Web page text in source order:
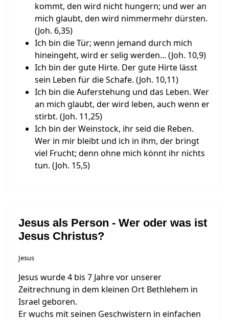
kommt, den wird nicht hungern; und wer an
mich glaubt, den wird nimmermehr dürsten.
(Joh. 6,35)
Ich bin die Tür; wenn jemand durch mich
hineingeht, wird er selig werden... (Joh. 10,9)
Ich bin der gute Hirte. Der gute Hirte lässt
sein Leben für die Schafe. (Joh. 10,11)
Ich bin die Auferstehung und das Leben. Wer
an mich glaubt, der wird leben, auch wenn er
stirbt. (Joh. 11,25)
Ich bin der Weinstock, ihr seid die Reben.
Wer in mir bleibt und ich in ihm, der bringt
viel Frucht; denn ohne mich könnt ihr nichts
tun. (Joh. 15,5)
Jesus als Person - Wer oder was ist
Jesus Christus?
Jesus
Jesus wurde 4 bis 7 Jahre vor unserer
Zeitrechnung in dem kleinen Ort Bethlehem in
Israel geboren.
Er wuchs mit seinen Geschwistern in einfachen